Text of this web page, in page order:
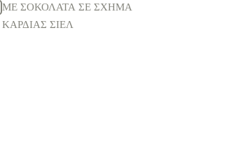
ΜΕ ΣΟΚΟΛΑΤΑ ΣΕ ΣΧΗΜΑ
ΚΑΡΔΙΑΣ ΣΙΕΛ